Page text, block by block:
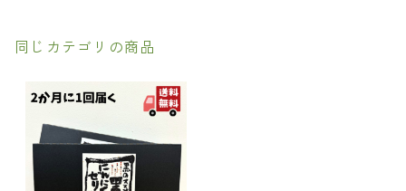
同じカテゴリの商品